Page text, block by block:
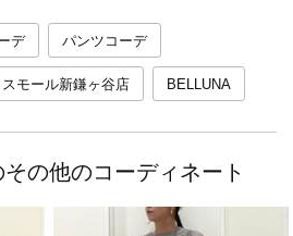
デ パンツコーデ
モール新鎌ヶ谷店 BELLUNA
の他のコーディネート